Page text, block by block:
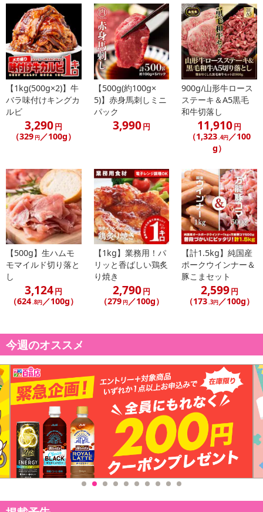
どっさりハラミをのせた厚切りハラミ丼は、アツアツ！うまうま！
何杯でも白飯をおかわりしてしまいます！
ハラミは赤身肉に見えますが内臓肉なのでやわらかく低カロリーで
サシも控えめ。
そして、ヘルシーかつジューシー。
男性でも女性でもバクバクいけてしまう飽きの来ない美味しさで
す。
ガツンと迫力のある「厚切り牛ハラミ」！
ガブリとかぶりつくたびにしたたる旨味！
す！
白飯に肉厚ハラミをどっさりのせていただく贅沢ハラミ丼！
暑い日はキンキンに冷えたビールで！
細切りにしたシャキシャキのネギをのせたり、にんにくチップをふ
りかけたり！
日本酒や焼酎などお酒との相性も抜群です！
・賞味期限：
製造日より冷凍保存で90日
解凍後は、お早めにお召し上がり下さい。
・原材料/材質/素材：
牛肉（メキシコ、アメリカ、その他）、醤油、ぶどう糖果糖液
んご果汁、豆板醤、コショウ、レッドベルペッパー、でん粉加工品
／カラメル色素、増粘剤（加工でん粉、キサンタンガム）、調味料
（アミノ酸等）、香辛料抽出物、紅麹色素、香料、（一部に小麦・
牛肉・ごま・大豆・りんごを含む）
※商品の改訂等でパッケージ内容の記載と異なる場合がございま
す。
・アレルギー表示：小麦
・お召し上がり方：調理の際は中心部まで十分に火を通し、しっか
りと加熱してからお召し上がり下さい。
※ハラミ・サガリ肉は内臓肉となるため、特有の香りがする場合
【1kg(500g×2)】牛
バラ味付けキングカ
ルビ
3,290円
（329 円 ／100g）
【500g(約100g×
5)】赤身馬刺しミニ
パック
3,990円
900g/山形牛ロース
ステーキ＆A5黒毛
和牛切落し
11,910円
（1,323.4円 ／100
g）
【500g】生ハムモ
モマイルド切り落と
し
3,124円
（624.8円／100g）
【1kg】業務用！パ
リッと香ばしい鶏炙
り焼き
2,790円
（279 円／100g）
【計1.5kg】純国産
ポークウインナー＆
豚こまセット
2,599円
（173.3円／100g）
今週のオススメ